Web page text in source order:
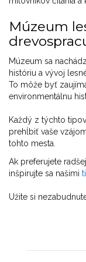
Múzeum
Múzeum sa
históriu a vývoj
To môže byť
environmentálnu
Každý z týchto
prehĺbiť vaše
tohto mesta.
Ak preferujete
inšpirujte sa našimi
Užite si